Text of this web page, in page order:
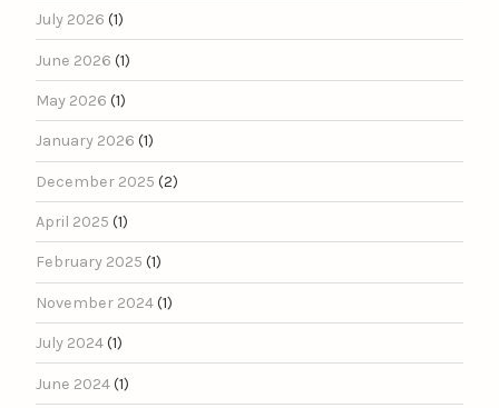
July 2026 (1)
June 2026 (1)
May 2026 (1)
January 2026 (1)
December 2025 (2)
April 2025 (1)
February 2025 (1)
November 2024(1)
July 2024(1)
June 2024(1)